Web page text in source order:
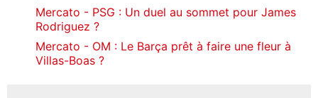
Mercato - PSG : Un duel au sommet pour James
Rodriguez ?
Mercato - OM : Le Barça prêt à faire une fleur à
Villas-Boas ?